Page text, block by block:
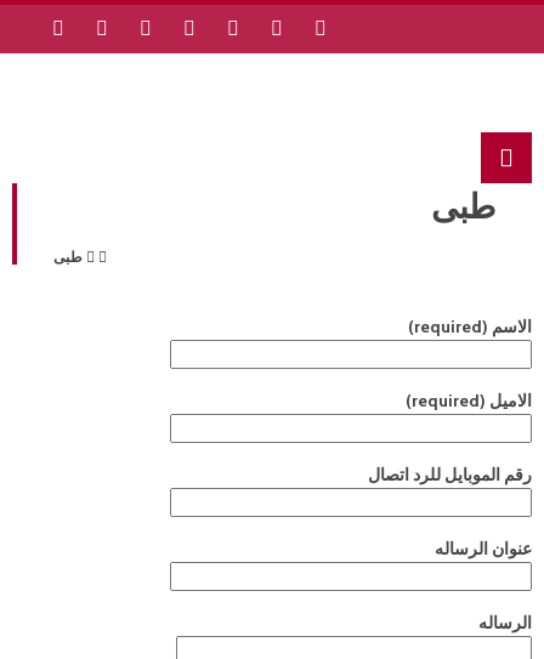
طبى
طبى
الاسم (required)
الاميل (required)
رقم الموبايل للرد اتصال
عنوان الرساله
الرساله